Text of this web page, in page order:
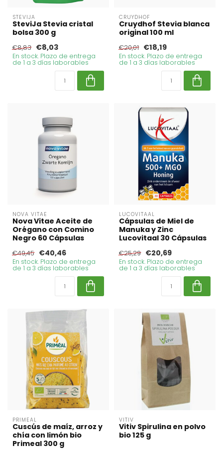
STEVIJA
SteviJa Stevia cristal
bolsa 300 g
€8,83 €8,03
En stock. Plazo de entrega
de 1 a 3 días laborables
CRUYDHOF
Cruydhof Stevia blanca
original 100 ml
€20,01 €18,19
En stock. Plazo de entrega
de 1 a 3 días laborables
NOVA VITAE
Nova Vitae Aceite de
Orégano con Comino
Negro 60 Cápsulas
€49,45 €40,46
En stock. Plazo de entrega
de 1 a 3 días laborables
LUCOVITAAL
Cápsulas de Miel de
Manuka y Zinc
Lucovitaal 30 Cápsulas
€25,29 €20,69
En stock. Plazo de entrega
de 1 a 3 días laborables
PRIMEAL
Cuscús de maíz, arroz y
chía con limón bio
Primeal 300 g
VITIV
Vitiv Spirulina en polvo
bio 125 g